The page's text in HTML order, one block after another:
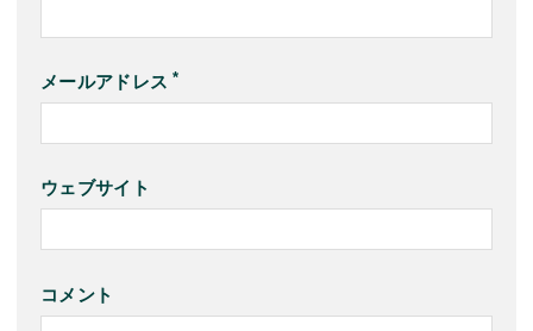
メールアドレス
ウェブサイト
コメント